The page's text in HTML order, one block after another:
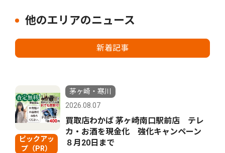
他のエリアのニュース
新着記事
ピックアッ
プ（PR）
茅ヶ崎・寒川
2026.08.07
買取店わかば 茅ヶ崎南口駅前店 テレ
カ・お酒を現金化 強化キャンペーン
８月20日まで